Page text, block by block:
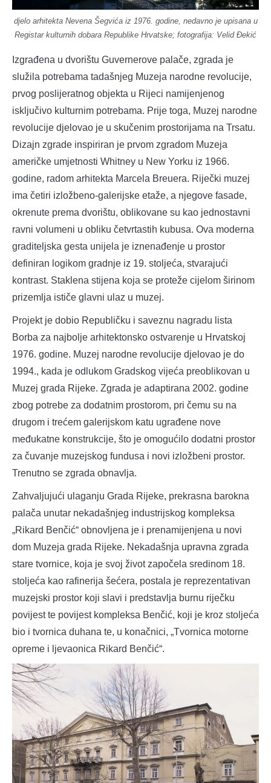
djelo arhitekta Nevena Šegvića iz 1976. godine, nedavno je upisana u
Registar kulturnih dobara Republike Hrvatske; fotografija: Velid Đekić
Izgrađena u dvorištu Guvernerove palače, zgrada je
služila potrebama tadašnjeg Muzeja narodne revolucije,
prvog poslijeratnog objekta u Rijeci namijenjenog
isključivo kulturnim potrebama. Prije toga, Muzej narodne
revolucije djelovao je u skučenim prostorijama na Trsatu.
Dizajn zgrade inspiriran je prvom zgradom Muzeja
američke umjetnosti Whitney u New Yorku iz 1966.
godine, radom arhitekta Marcela Breuera. Riječki muzej
ima četiri izložbeno-galerijske etaže, a njegove fasade,
okrenute prema dvorištu, oblikovane su kao jednostavni
ravni volumeni u obliku četvrtastih kubusa. Ova moderna
graditeljska gesta unijela je iznenađenje u prostor
definiran logikom gradnje iz 19. stoljeća, stvarajući
kontrast. Staklena stijena koja se proteže cijelom širinom
prizemlja ističe glavni ulaz u muzej.
Projekt je dobio Republičku i saveznu nagradu lista
Borba za najbolje arhitektonsko ostvarenje u Hrvatskoj
1976. godine. Muzej narodne revolucije djelovao je do
1994., kada je odlukom Gradskog vijeća preoblikovan u
Muzej grada Rijeke. Zgrada je adaptirana 2002. godine
zbog potrebe za dodatnim prostorom, pri čemu su na
drugom i trećem galerijskom katu ugrađene nove
međukatne konstrukcije, što je omogućilo dodatni prostor
za čuvanje muzejskog fundusa i novi izložbeni prostor.
Trenutno se zgrada obnavlja.
Zahvaljujući ulaganju Grada Rijeke, prekrasna barokna
palača unutar nekadašnjeg industrijskog kompleksa
„Rikard Benčić“ obnovljena je i prenamijenjena u novi
dom Muzeja grada Rijeke. Nekadašnja upravna zgrada
stare tvornice, koja je svoj život započela sredinom 18.
stoljeća kao rafinerija šećera, postala je reprezentativan
muzejski prostor koji slavi i predstavlja burnu riječku
povijest te povijest kompleksa Benčić, koji je kroz stoljeća
bio i tvornica duhana te, u konačnici, „Tvornica motorne
opreme i ljevaonica Rikard Benčić“.